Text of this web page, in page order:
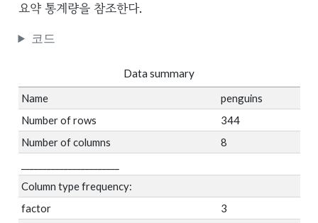
요약 통계량을 참조한다.
코드
Data summary
Name
penguins
Number of rows
344
Number of columns
8
Column type frequency:
factor
3